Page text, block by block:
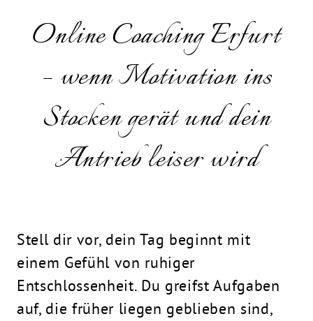
Online Coaching Erfurt
– wenn Motivation ins
Stocken gerät und dein
Antrieb leiser wird
Stell dir vor, dein Tag beginnt mit
einem Gefühl von ruhiger
Entschlossenheit. Du greifst Aufgaben
auf, die früher liegen geblieben sind,